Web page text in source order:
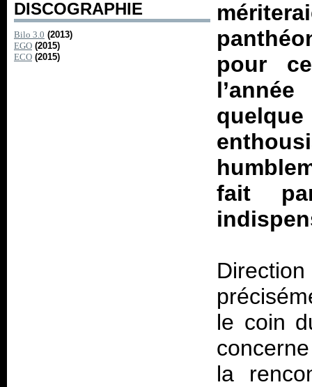
DISCOGRAPHIE
Bilo 3.0 (2013)
EGO (2015)
ECO (2015)
pour
fait
le coin
la